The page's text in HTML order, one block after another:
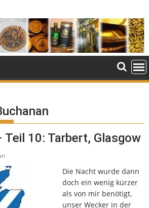
Teil 10: Tarbert, Glasgow
Die Nacht wurde dann
doch ein wenig kürzer
als von mir benötigt,
unser Wecker in der